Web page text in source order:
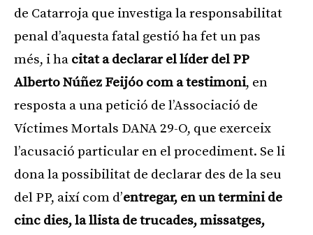
de Catarroja que investiga la responsabilitat
penal d’aquesta fatal gestió ha fet un pas
més, i ha citat a declarar el líder del PP
Alberto Núñez Feijóo com a testimoni, en
resposta a una petició de l’Associació de
Víctimes Mortals DANA 29-O, que exerceix
l’acusació particular en el procediment. Se li
dona la possibilitat de declarar des de la seu
del PP, així com d’entregar, en un termini de
cinc dies, la llista de trucades, missatges,